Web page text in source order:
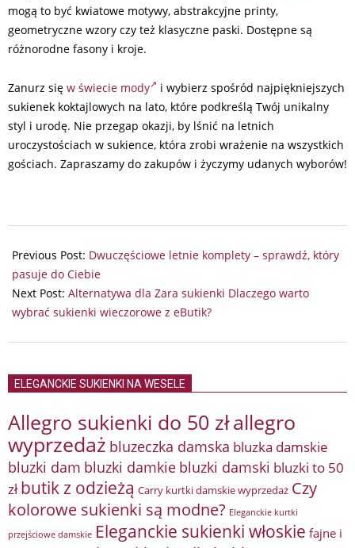
mogą to być kwiatowe motywy, abstrakcyjne printy,
geometryczne wzory czy też klasyczne paski. Dostępne są
różnorodne fasony i kroje.
Zanurz się w świecie mody
i wybierz spośród najpiękniejszych
sukienek koktajlowych na lato, które podkreślą Twój unikalny
styl i urodę. Nie przegap okazji, by lśnić na letnich
uroczystościach w sukience, która zrobi wrażenie na wszystkich
gościach. Zapraszamy do zakupów i życzymy udanych wyborów!
05-
28
Previous Post: Dwuczęściowe letnie komplety – sprawdź, który
pasuje do Ciebie
Next Post: Alternatywa dla Zara sukienki Dlaczego warto
wybrać sukienki wieczorowe z eButik?
ELEGANCKIE SUKIENKI NA WESELE
Allegro sukienki do 50 złallegro
wyprzedaż bluzeczka damska bluzka damskie
bluzki dam bluzki damkie bluzki damski bluzki to 50
zł butik z odzieżą Carry kurtki damskie wyprzedaż Czy
kolorowe sukienki są modne? Eleganckie kurtki
przejściowe damskie Eleganckie sukienki włoskie fajne i